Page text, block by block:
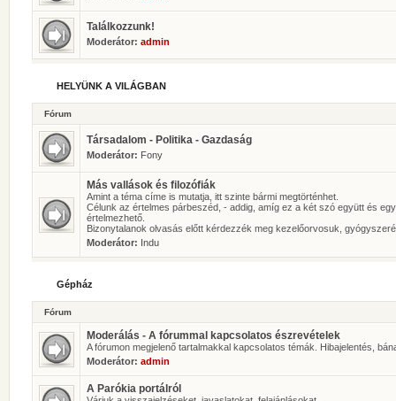
Találkozzunk!
Moderátor: admin
HELYÜNK A VILÁGBAN
Fórum
Társadalom - Politika - Gazdaság
Moderátor: Fony
Más vallások és filozófiák
Amint a téma címe is mutatja, itt szinte bármi megtörténhet.
Célunk az értelmes párbeszéd, - addig, amíg ez a két szó együtt és
értelmezhető.
Bizonytalanok olvasás előtt kérdezzék meg kezelőorvosuk,
Moderátor: Indu
Gépház
Fórum
Moderálás - A fórummal kapcsolatos észrevételek
A fórumon megjelenő tartalmakkal kapcsolatos témák. Hibajelentés,
Moderátor: admin
A Parókia portálról